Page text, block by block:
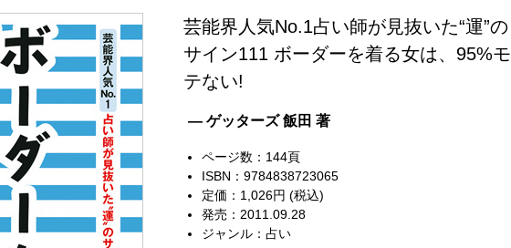
芸能界人気No.1占い師が見抜いた“運”の
サイン111 ボーダーを着る女は、95%モ
テない!
— ゲッターズ 飯田 著
ページ数：144頁
ISBN：9784838723065
定価：1,026円 (税込)
発売：2011.09.28
ジャンル： 占い